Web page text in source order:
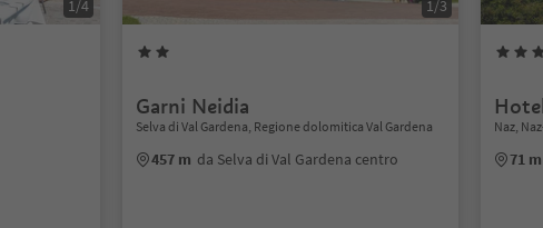
1/4 1/3
Garni Neidia
Selva di Val Gardena, Regione dolomitica Val Gardena
457 m da Selva di Val Gardena centro
Naz,
71 m